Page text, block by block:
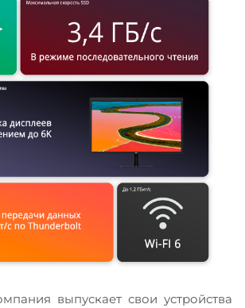
выпускает свои устройства